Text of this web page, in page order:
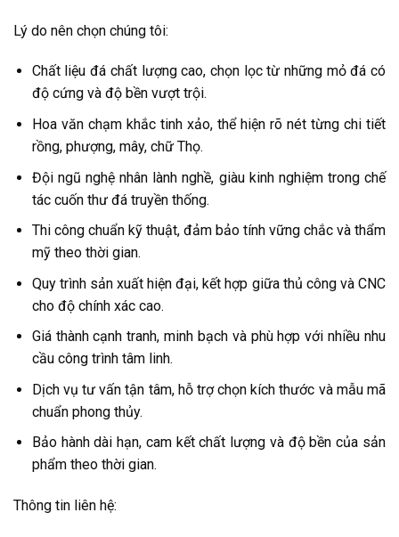
Lý do nên chọn chúng tôi:
Chất liệu đá chất lượng cao, chọn lọc từ những mỏ đá có
độ cứng và độ bền vượt trội.
Hoa văn chạm khắc tinh xảo, thể hiện rõ nét từng chi tiết
rồng, phượng, mây, chữ Thọ.
Đội ngũ nghệ nhân lành nghề, giàu kinh nghiệm trong chế
tác cuốn thư đá truyền thống.
Thi công chuẩn kỹ thuật, đảm bảo tính vững chắc và thẩm
mỹ theo thời gian.
Quy trình sản xuất hiện đại, kết hợp giữa thủ công và CNC
cho độ chính xác cao.
Giá thành cạnh tranh, minh bạch và phù hợp với nhiều nhu
cầu công trình tâm linh.
Dịch vụ tư vấn tận tâm, hỗ trợ chọn kích thước và mẫu mã
chuẩn phong thủy.
Bảo hành dài hạn, cam kết chất lượng và độ bền của sản
phẩm theo thời gian.
Thông tin liên hệ: